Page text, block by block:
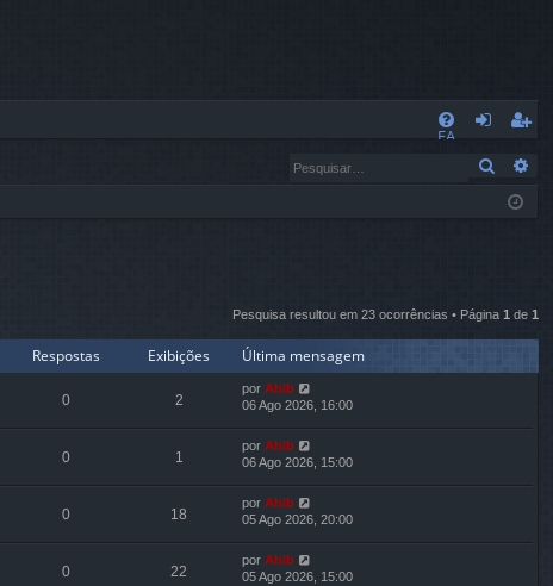
FA
nt
eg
ist
Pesquisa resultou em 23 ocorrências • Página 1 de 1
Respostas Exibições Última mensagem
0 2
por Abib
06 Ago 2026, 16:00
0 1
por Abib
06 Ago 2026, 15:00
0 18
por Abib
05 Ago 2026, 20:00
0 22
por Abib
05 Ago 2026, 15:00